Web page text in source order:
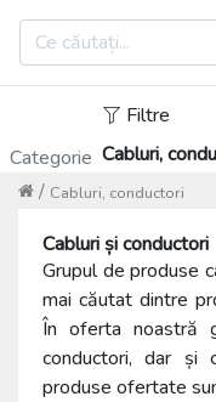
Filtre
Categorie Cabluri,
Cabluri, conductori
/
Cabluri și conductori
Grupul de produse
mai căutat dintre
În oferta noastră
conductori, dar și
produse ofertate